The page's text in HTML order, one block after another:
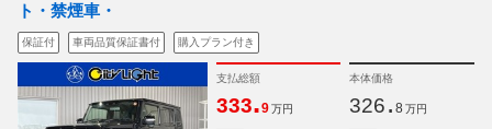
ト・禁煙車・
保証付 車両品質保証書付 購入プラン付き
支払総額
333.9 万円
本体価格
326. 8 万円